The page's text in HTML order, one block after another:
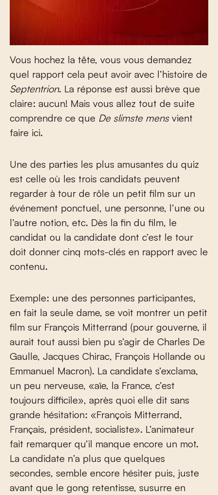
Vous hochez la tête, vous vous demandez
quel rapport cela peut avoir avec l’histoire de
Septentrion. La réponse est aussi brève que
claire: aucun! Mais vous allez tout de suite
comprendre ce que De slimste mensvient
faire ici.
Une des parties les plus amusantes du quiz
est celle où les trois candidats peuvent
regarder à tour de rôle un petit film sur un
événement ponctuel, une personne, l’une ou
l’autre notion, etc. Dès la fin du film, le
candidat ou la candidate dont c’est le tour
doit donner cinq mots-clés en rapport avec le
contenu.
Exemple: une des personnes participantes,
en fait la seule dame, se voit montrer un petit
film sur François Mitterrand (pour gouverne, il
aurait tout aussi bien pu s’agir de Charles De
Gaulle, Jacques Chirac, François Hollande ou
Emmanuel Macron). La candidate s’exclama,
un peu nerveuse, «aïe, la France, c’est
toujours difficile», après quoi elle dit sans
grande hésitation: «François Mitterrand,
Français, président, socialiste». L’animateur
fait remarquer qu’il manque encore un mot.
La candidate n’a plus que quelques
secondes, semble encore hésiter puis, juste
avant que le gong retentisse, susurre en